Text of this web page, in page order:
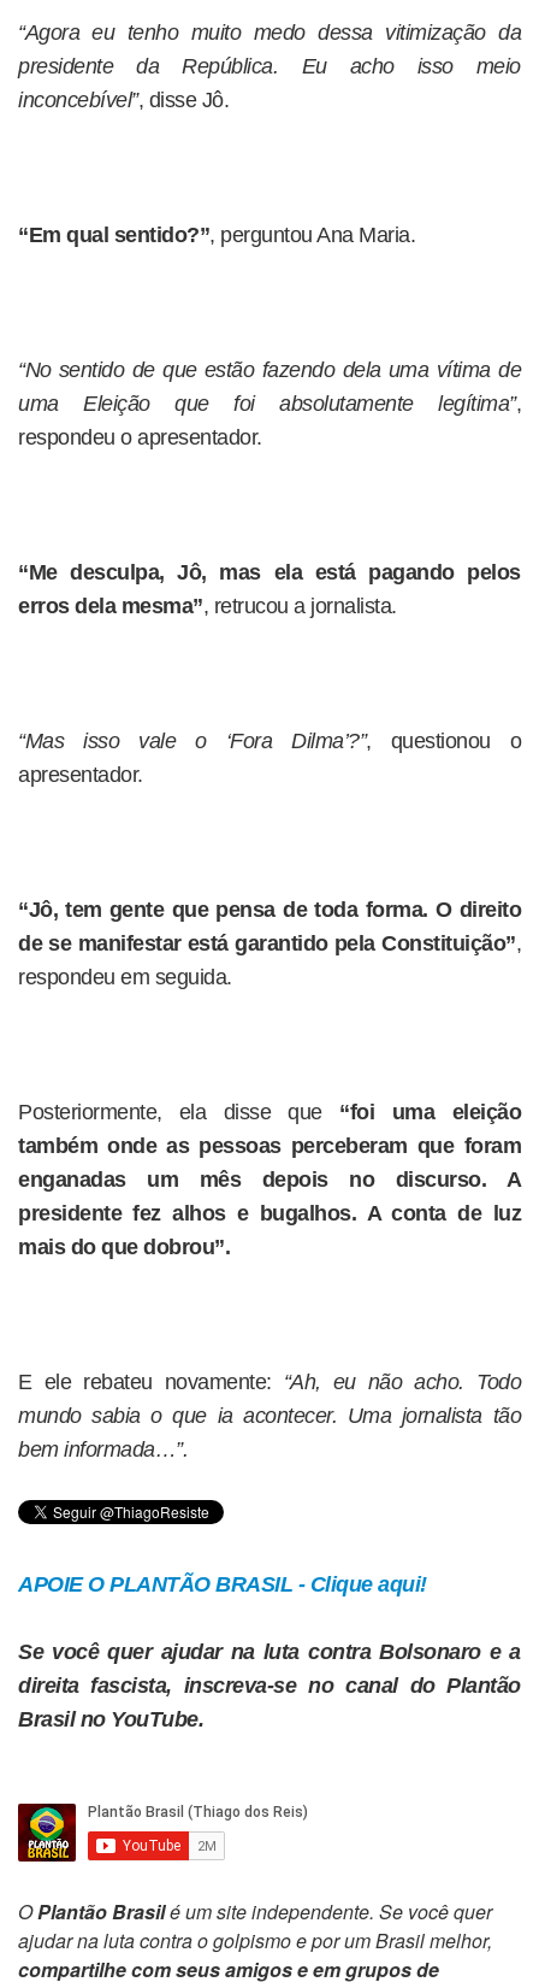
“Agora eu tenho muito medo dessa vitimização da
presidente da República. Eu acho isso meio
inconcebível”, disse Jô.
“Em qual sentido?”, perguntou Ana Maria.
“No sentido de que estão fazendo dela uma vítima de
uma Eleição que foi absolutamente legítima”,
respondeu o apresentador.
“Me desculpa, Jô, mas ela está pagando pelos
erros dela mesma”, retrucou a jornalista.
“Mas isso vale o ‘Fora Dilma’?”, questionou o
apresentador.
“Jô, tem gente que pensa de toda forma. O direito
de se manifestar está garantido pela Constituição”,
respondeu em seguida.
Posteriormente, ela disse que “foi uma eleição
também onde as pessoas perceberam que foram
enganadas um mês depois no discurso. A
presidente fez alhos e bugalhos. A conta de luz
mais do que dobrou”.
E ele rebateu novamente: “Ah, eu não acho. Todo
mundo sabia o que ia acontecer. Uma jornalista tão
bem informada…”.
APOIE O PLANTÃO BRASIL - Clique aqui!
Se você quer ajudar na luta contra Bolsonaro e a
direita fascista, inscreva-se no canal do Plantão
Brasil no YouTube.
OPlantão Brasilé um site independente. Se você quer
ajudar na luta contra o golpismo e por um Brasil melhor,
compartilhe com seus amigos e em grupos de